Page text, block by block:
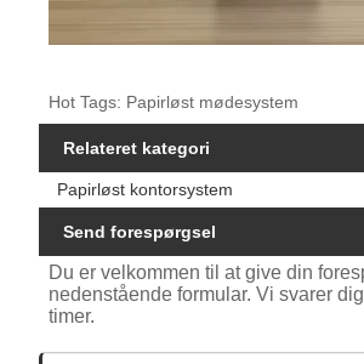
Hot Tags: Papirløst mødesystem
Relateret kategori
Papirløst kontorsystem
Send forespørgsel
Du er velkommen til at give din
nedenstående formular. Vi svarer
timer.